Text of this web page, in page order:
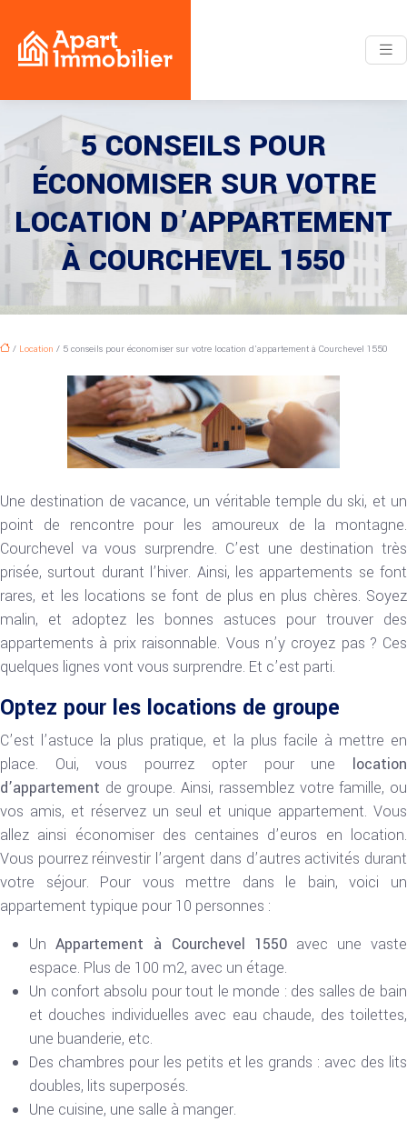
5 CONSEILS POUR
ÉCONOMISER SUR VOTRE
LOCATION D’APPARTEMENT
À COURCHEVEL 1550
/ Location / 5 conseils pour économiser sur votre location d’appartement à Courchevel 1550
Une destination de vacance, un véritable temple du ski, et un
point de rencontre pour les amoureux de la montagne.
Courchevel va vous surprendre. C’est une destination très
prisée, surtout durant l’hiver. Ainsi, les appartements se font
rares, et les locations se font de plus en plus chères. Soyez
malin, et adoptez les bonnes astuces pour trouver des
appartements à prix raisonnable. Vous n’y croyez pas ? Ces
quelques lignes vont vous surprendre. Et c’est parti.
Optez pour les locations de groupe
C’est l’astuce la plus pratique, et la plus facile à mettre en
place. Oui, vous pourrez opter pour une location
d’appartement de groupe. Ainsi, rassemblez votre famille, ou
vos amis, et réservez un seul et unique appartement. Vous
allez ainsi économiser des centaines d’euros en location.
Vous pourrez réinvestir l’argent dans d’autres activités durant
votre séjour. Pour vous mettre dans le bain, voici un
appartement typique pour 10 personnes :
Un Appartement à Courchevel 1550 avec une vaste
espace. Plus de 100 m2, avec un étage.
Un confort absolu pour tout le monde : des salles de bain
et douches individuelles avec eau chaude, des toilettes,
une buanderie, etc.
Des chambres pour les petits et les grands : avec des lits
doubles, lits superposés.
Une cuisine, une salle à manger.